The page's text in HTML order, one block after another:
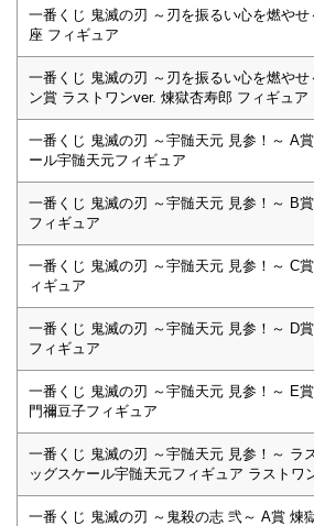
一番くじ 鬼滅の刃 ～刃を振るい心を燃や
座 フィギュア
一番くじ 鬼滅の刃 ～刃を振るい心を燃やせ
ン賞 ラストワンver. 煉獄杏寿郎 フィギュア
一番くじ 鬼滅の刃 ～宇髄天元 見参！～ A
ール宇髄天元フィギュア
一番くじ 鬼滅の刃 ～宇髄天元 見参！～ B
フィギュア
一番くじ 鬼滅の刃 ～宇髄天元 見参！～ C
ィギュア
一番くじ 鬼滅の刃 ～宇髄天元 見参！～ D
フィギュア
一番くじ 鬼滅の刃 ～宇髄天元 見参！～ E
門禰豆子フィギュア
一番くじ 鬼滅の刃 ～宇髄天元 見参！～ ラ
ッグスケール宇髄天元フィギュア ラストワ
一番くじ 鬼滅の刃 ～鬼殺の志 弐～ A賞 煉